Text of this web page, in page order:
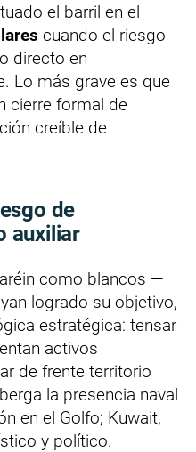
el barril en el
cuando el riesgo
directo en
Lo más grave es que
cierre formal de
creíble de
de
auxiliar
como blancos —
logrado su objetivo,
estratégica: tensar
activos
de frente territorio
la presencia naval
en el Golfo; Kuwait,
y político.